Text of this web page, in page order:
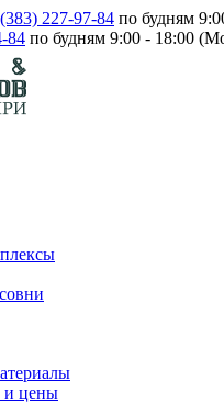
227-97-84 по будням
84 по будням 9:00 - 18:00
и цены